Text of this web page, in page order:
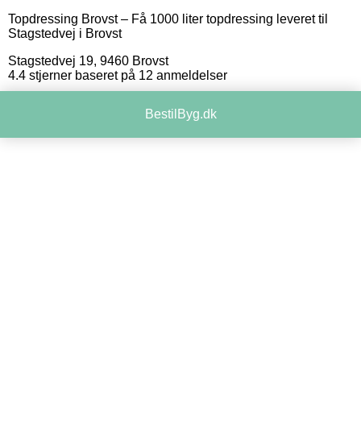
Topdressing Brovst– Få 1000 liter topdressing leveret til
Stagstedvej i Brovst
Stagstedvej 19, 9460 Brovst
4.4 stjerner baseret på 12 anmeldelser
BestilByg.dk